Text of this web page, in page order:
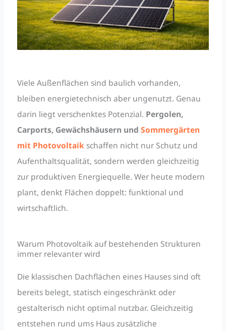
Viele Außenflächen sind baulich vorhanden,
bleiben energietechnisch aber ungenutzt. Genau
darin liegt verschenktes Potenzial. Pergolen,
Carports, Gewächshäusern und Sommergärten
mit Photovoltaikschaffen nicht nur Schutz und
Aufenthaltsqualität, sondern werden gleichzeitig
zur produktiven Energiequelle. Wer heute modern
plant, denkt Flächen doppelt: funktional und
wirtschaftlich.
Warum Photovoltaik auf bestehenden Strukturen
immer relevanter wird
Die klassischen Dachflächen eines Hauses sind oft
bereits belegt, statisch eingeschränkt oder
gestalterisch nicht optimal nutzbar. Gleichzeitig
entstehen rund ums Haus zusätzliche